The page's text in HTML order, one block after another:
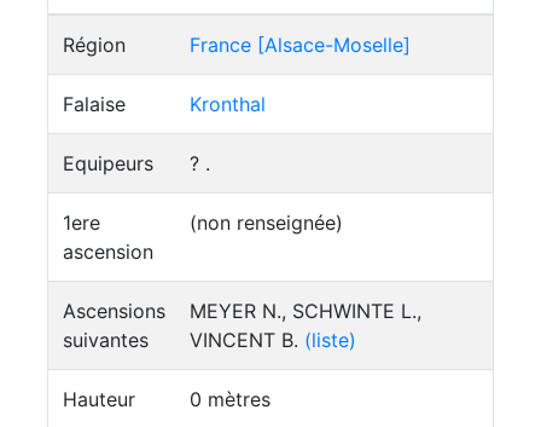
Région France [Alsace-Moselle]
Falaise Kronthal
Equipeurs ? .
1ere
ascension
(non renseignée)
Ascensions
suivantes
MEYER N., SCHWINTE L.,
VINCENT B. (liste)
Hauteur 0 mètres